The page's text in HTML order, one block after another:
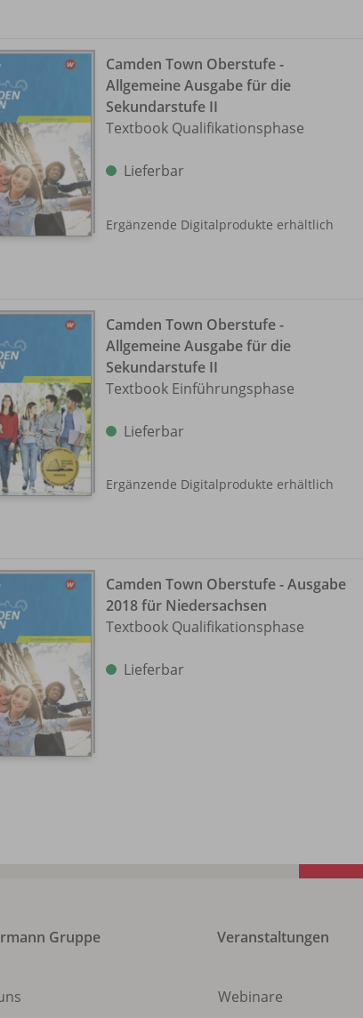
Camden Town Oberstufe -
Allgemeine Ausgabe für die
Sekundarstufe II
Textbook Qualifikationsphase
Lieferbar
Ergänzende Digitalprodukte erhältlich
Camden Town Oberstufe -
Allgemeine Ausgabe für die
Sekundarstufe II
Textbook Einführungsphase
Lieferbar
Ergänzende Digitalprodukte erhältlich
Camden Town Oberstufe - Ausgabe
2018 für Niedersachsen
Textbook Qualifikationsphase
Lieferbar
Gruppe Veranstaltungen
Webinare